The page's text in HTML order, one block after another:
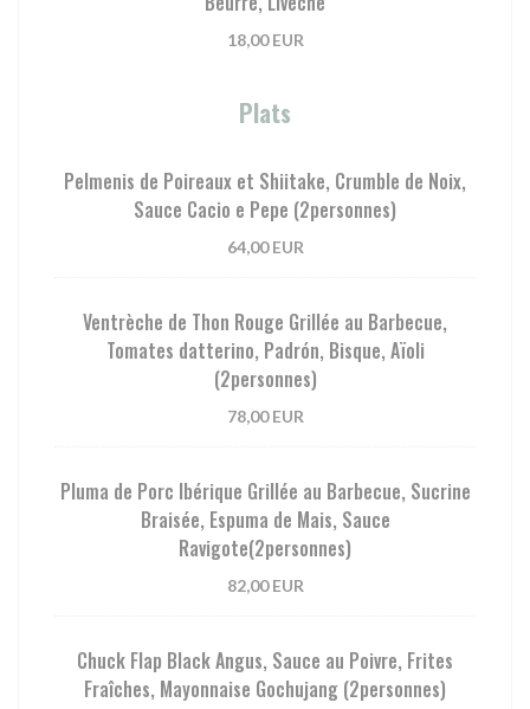
18,00 EUR
Plats
Pelmenis de Poireaux et Shiitake, Crumble de Noix,
Sauce Cacio e Pepe (2personnes)
64,00 EUR
Ventrèche de Thon Rouge Grillée au Barbecue,
Tomates datterino, Padrón, Bisque, Aïoli
(2personnes)
78,00 EUR
Pluma de Porc Ibérique Grillée au Barbecue, Sucrine
Braisée, Espuma de Mais, Sauce
Ravigote(2personnes)
82,00 EUR
Chuck Flap Black Angus, Sauce au Poivre, Frites
Fraîches, Mayonnaise Gochujang (2personnes)